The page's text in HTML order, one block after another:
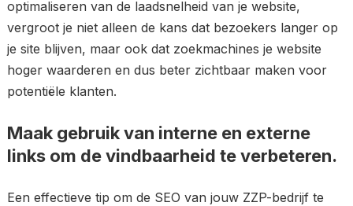
optimaliseren van de laadsnelheid van je website,
vergroot je niet alleen de kans dat bezoekers langer op
je site blijven, maar ook dat zoekmachines je website
hoger waarderen en dus beter zichtbaar maken voor
potentiële klanten.
Maak gebruik van interne en externe
links om de vindbaarheid te verbeteren.
Een effectieve tip om de SEO van jouw ZZP-bedrijf te